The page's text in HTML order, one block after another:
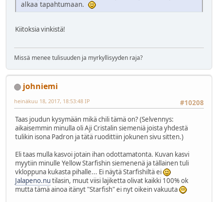
alkaa tapahtumaan.
Kiitoksia vinkistä!
Missä menee tulisuuden ja myrkyllisyyden raja?
johniemi
#10208
heinäkuu 18, 2017, 18:53:48 IP
Taas joudun kysymään mikä chili tämä on? (Selvennys:
aikaisemmin minulla oli Aji Cristalin siemeniä joista yhdestä
tulikin isona Padron ja tätä ruodittiin jokunen sivu sitten.)
Eli taas mulla kasvoi jotain ihan odottamatonta. Kuvan kasvi
myytiin minulle Yellow Starfishin siemenenä ja tällainen tuli
vkloppuna kukasta pihalle... Ei näytä Starfishiltä ei
Jalapeno.nu tilasin, muut viisi lajiketta olivat kaikki 100% ok
mutta tämä ainoa itänyt "Starfish" ei nyt oikein vakuuta